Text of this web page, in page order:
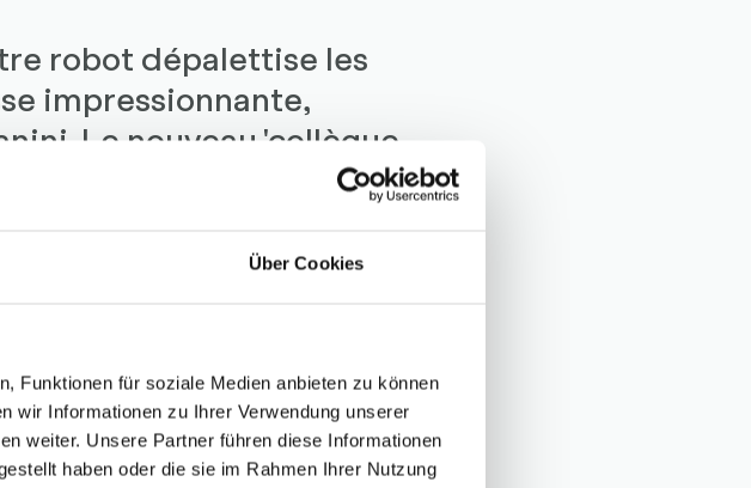
Über Cookies
Funktionen für soziale Medien anbieten zu können
wir Informationen zu Ihrer Verwendung unserer
weiter. Unsere Partner führen diese Informationen
haben oder die sie im Rahmen Ihrer Nutzung
robot dépalettise les
impressionnante,
Le nouveau 'collègue